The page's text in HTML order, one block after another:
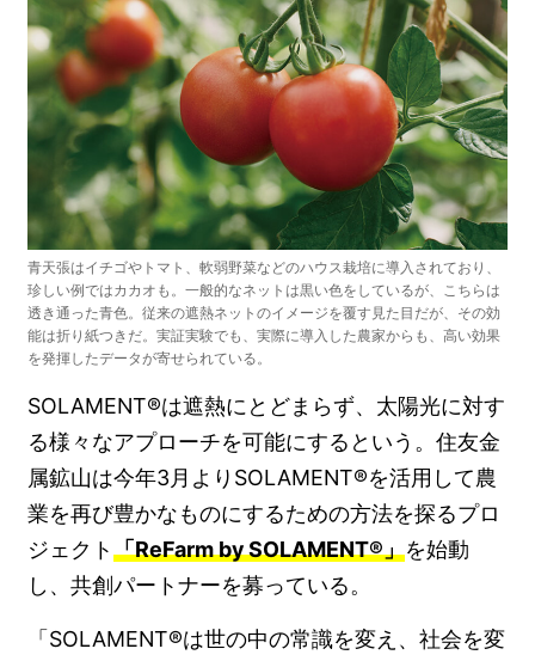
青天張はイチゴやトマト、軟弱野菜などのハウス栽培に導入されており、
珍しい例ではカカオも。一般的なネットは黒い色をしているが、こちらは
透き通った青色。従来の遮熱ネットのイメージを覆す見た目だが、その効
能は折り紙つきだ。実証実験でも、実際に導入した農家からも、高い効果
を発揮したデータが寄せられている。
SOLAMENT®は遮熱にとどまらず、太陽光に対す
る様々なアプローチを可能にするという。住友金
属鉱山は今年3月よりSOLAMENT®を活用して農
業を再び豊かなものにするための方法を探るプロ
ジェクト「ReFarm by SOLAMENT®」を始動
し、共創パートナーを募っている。
「SOLAMENT®は世の中の常識を変え、社会を変